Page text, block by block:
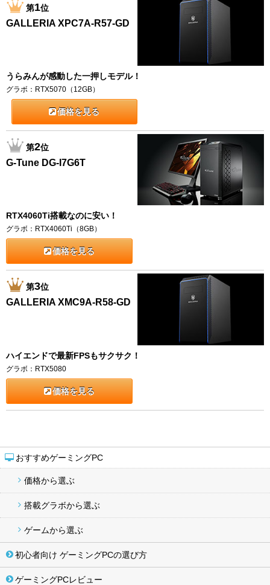
おすすめゲーミングPC
価格から選ぶ
搭載グラボから選ぶ
ゲームから選ぶ
初心者向け ゲーミングPCの選び方
ゲーミングPCレビュー
第1位
GALLERIA XPC7A-R57-GD
うらみんが感動した一押しモデル！
グラボ：RTX5070（12GB）
価格を見る
第2位
G-Tune DG-I7G6T
RTX4060Ti搭載なのに安い！
グラボ：RTX4060Ti（8GB）
価格を見る
第3位
GALLERIA XMC9A-R58-GD
ハイエンドで最新FPSもサクサク！
グラボ：RTX5080
価格を見る